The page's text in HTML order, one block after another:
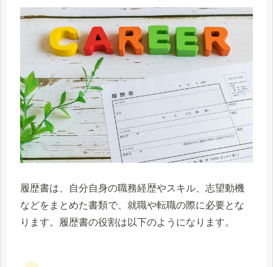
履歴書は、自分自身の職務経歴やスキル、志望動機
などをまとめた書類で、就職や転職の際に必要とな
ります。履歴書の役割は以下のようになります。